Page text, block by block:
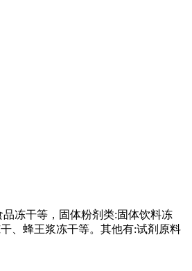
冻干等，固体粉剂类:固体饮料冻
、蜂王浆冻干等。其他有:试剤原料